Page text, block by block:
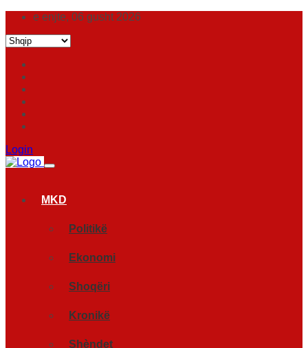
e enjte, 06 gusht 2026
Login
MKD
Politikë
Ekonomi
Shoqëri
Kronikë
Shèndet